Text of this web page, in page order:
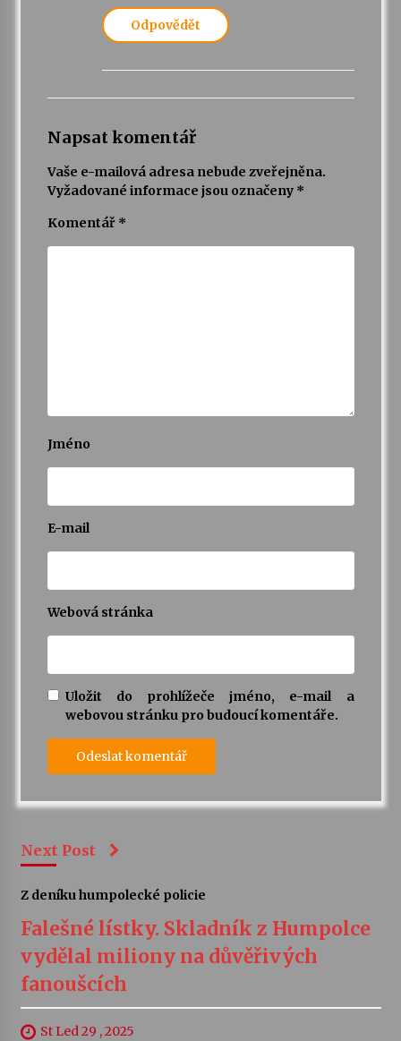
Odpovědět
Napsat komentář
Vaše e-mailová adresa nebude zveřejněna.
Vyžadované informace jsou označeny *
Komentář *
Jméno
E-mail
Webová stránka
Uložit do prohlížeče jméno, e-mail a
webovou stránku pro budoucí komentáře.
Next Post
Z deníku humpolecké policie
Falešné lístky. Skladník z Humpolce
vydělal miliony na důvěřivých
fanoušcích
St Led 29 , 2025